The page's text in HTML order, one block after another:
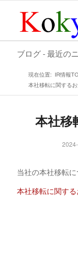
ブログ - 最近の
現在位置: IR情報
本社移転に関する
本社移
当社の本社移転に
本社移転に関す